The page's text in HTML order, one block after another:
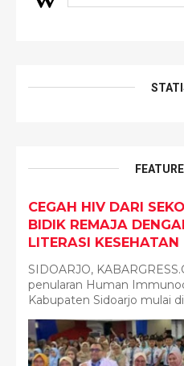
CEGAH HIV DARI
BIDIK REMAJA
LITERASI KESEHATAN
SIDOARJO,
penularan Human
Kabupaten Sidoarjo mulai